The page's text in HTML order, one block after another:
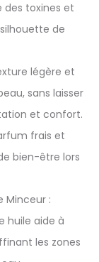
toxines et
de
légère et
sans laisser
et confort.
frais et
bien-être lors
Minceur :
huile aide à
les zones